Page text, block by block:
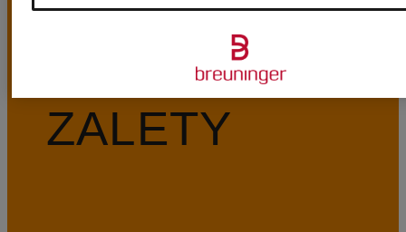
NASZE
ZALETY